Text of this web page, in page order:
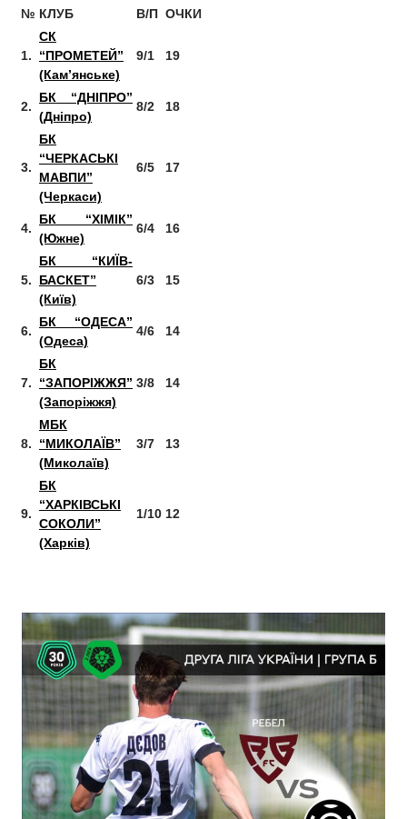
№ КЛУБ В/П ОЧКИ
1.
СК
“ПРОМЕТЕЙ”
(Кам’янське)
9/1 19
2.
БК “ДНІПРО”
(Дніпрo)
8/2 18
3.
БК
“ЧЕРКАСЬКІ
МАВПИ”
(Черкаси)
6/5 17
4.
БК “ХІМІК”
(Южне)
6/4 16
5.
БК “КИЇВ-
БАСКЕТ”
(Київ)
6/3 15
6.
БК “ОДЕСА”
(Одеса)
4/6 14
7.
БК
“ЗАПОРІЖЖЯ”
(Запоріжжя)
3/8 14
8.
МБК
“МИКОЛАЇВ”
(Миколаїв)
3/7 13
9.
БК
“ХАРКІВСЬКІ
СОКОЛИ”
(Харків)
1/10 12